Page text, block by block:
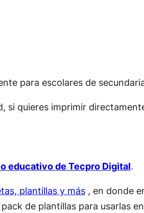
para escolares de
si quieres imprimir
educativo de Tecpro Digital.
plantillas y más, en donde
de plantillas para usarlas